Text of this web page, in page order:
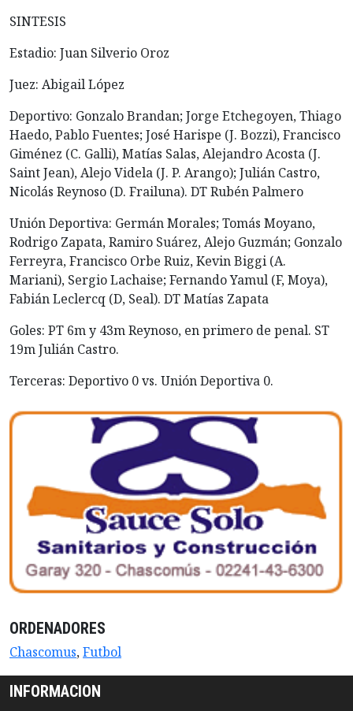
SINTESIS
Estadio: Juan Silverio Oroz
Juez: Abigail López
Deportivo: Gonzalo Brandan; Jorge Etchegoyen, Thiago
Haedo, Pablo Fuentes; José Harispe (J. Bozzi), Francisco
Giménez (C. Galli), Matías Salas, Alejandro Acosta (J.
Saint Jean), Alejo Videla (J. P. Arango); Julián Castro,
Nicolás Reynoso (D. Frailuna). DT Rubén Palmero
Unión Deportiva: Germán Morales; Tomás Moyano,
Rodrigo Zapata, Ramiro Suárez, Alejo Guzmán; Gonzalo
Ferreyra, Francisco Orbe Ruiz, Kevin Biggi (A.
Mariani), Sergio Lachaise; Fernando Yamul (F, Moya),
Fabián Leclercq (D, Seal). DT Matías Zapata
Goles: PT 6m y 43m Reynoso, en primero de penal. ST
19m Julián Castro.
Terceras: Deportivo 0 vs. Unión Deportiva 0.
ORDENADORES
Chascomus,Futbol
INFORMACION